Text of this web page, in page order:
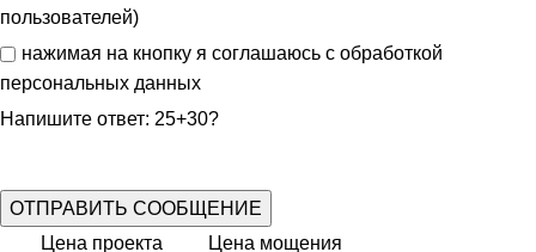
пользователей)
нажимая на кнопку я соглашаюсь с обработкой
персональных данных
Напишите ответ: 25+30?
Цена проекта Цена мощения